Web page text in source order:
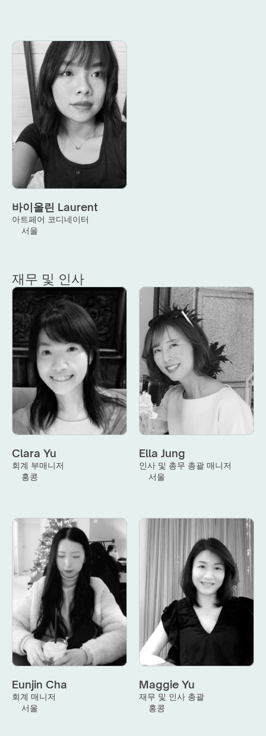
바이올린 Laurent
아트페어 코디네이터
서울
재무 및 인사
Clara Yu
회계 부매니저
홍콩
Ella Jung
인사 및 총무 총괄 매니저
서울
Eunjin Cha
회계 매니저
서울
Maggie Yu
재무 및 인사 총괄
홍콩